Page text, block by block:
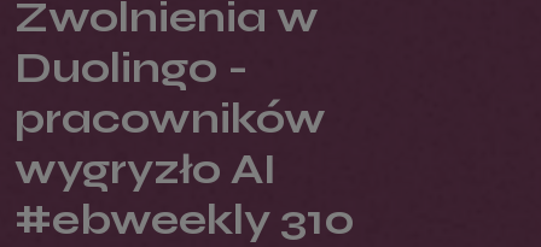
Zwolnienia w
Duolingo -
pracowników
wygryzło AI
#ebweekly 310